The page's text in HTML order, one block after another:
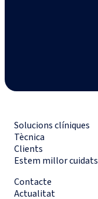
Solucions clíniques
Tècnica
Clients
Estem millor cuidats
Contacte
Actualitat